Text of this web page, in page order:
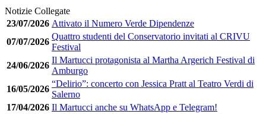
Notizie Collegate
23/07/2026 Attivato il Numero Verde Dipendenze
07/07/2026
Quattro studenti del Conservatorio invitati al CRIVU
Festival
24/06/2026
Il Martucci protagonista al Martha Argerich Festival di
Amburgo
16/05/2026
“Delirio”: concerto con Jessica Pratt al Teatro Verdi di
Salerno
17/04/2026 Il Martucci anche su WhatsApp e Telegram!